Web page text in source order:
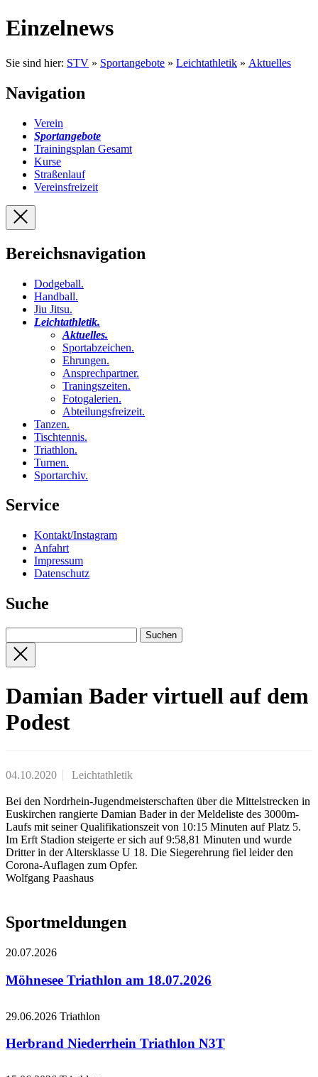
Einzelnews
Sie sind hier: STV » Sportangebote » Leichtathletik » Aktuelles
Navigation
Verein
Sportangebote
Trainingsplan Gesamt
Kurse
Straßenlauf
Vereinsfreizeit
Bereichsnavigation
Dodgeball.
Handball.
Jiu Jitsu.
Leichtathletik.
Aktuelles.
Sportabzeichen.
Ehrungen.
Ansprechpartner.
Traningszeiten.
Fotogalerien.
Abteilungsfreizeit.
Tanzen.
Tischtennis.
Triathlon.
Turnen.
Sportarchiv.
Service
Kontakt/Instagram
Anfahrt
Impressum
Datenschutz
Suche
Damian Bader virtuell auf dem
Podest
04.10.2020 Leichtathletik
Bei den Nordrhein-Jugendmeisterschaften über die Mittelstrecken in
Euskirchen rangierte Damian Bader in der Meldeliste des 3000m-
Laufs mit seiner Qualifikationszeit von 10:15 Minuten auf Platz 5.
Im Erft Stadion steigerte er sich auf 9:58,81 Minuten und wurde
Dritter in der Altersklasse U 18. Die Siegerehrung fiel leider den
Corona-Auflagen zum Opfer.
Wolfgang Paashaus
Sportmeldungen
20.07.2026
Möhnesee Triathlon am 18.07.2026
29.06.2026 Triathlon
Herbrand Niederrhein Triathlon N3T